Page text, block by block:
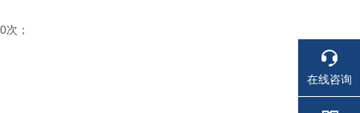
；
在线咨询